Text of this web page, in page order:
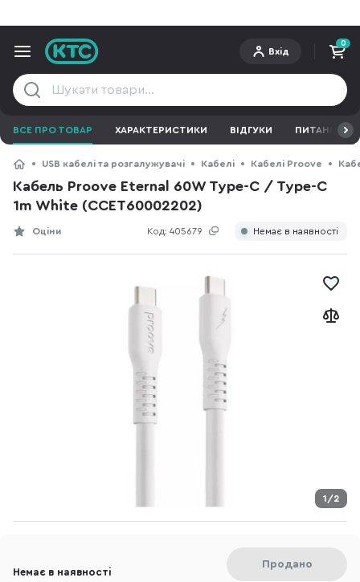
Вхід
0
ВСЕ ПРО ТОВАР ХАРАКТЕРИСТИКИ ВІДГУКИ ПИТАННЯ ТА
USB кабелі та розгалужувачі Кабелі Кабелі Proove
Кабель Proove Eternal 60W Type-C / Type-C
1m White (CCET60002202)
Код: 405679
Оціни Немає в наявності
1/2
Немає в наявності
Продано